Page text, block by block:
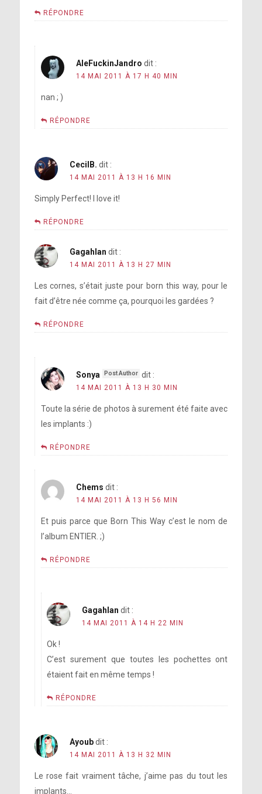
RÉPONDRE
AleFuckinJandro dit :
14 MAI 2011 À 17 H 40 MIN
nan ; )
RÉPONDRE
CecilB. dit :
14 MAI 2011 À 13 H 16 MIN
Simply Perfect! I love it!
RÉPONDRE
Gagahlan dit :
14 MAI 2011 À 13 H 27 MIN
Les cornes, s’était juste pour born this way, pour le
fait d’être née comme ça, pourquoi les gardées ?
RÉPONDRE
Sonya dit :
14 MAI 2011 À 13 H 30 MIN
Toute la série de photos à surement été faite avec
les implants :)
RÉPONDRE
Chems dit :
14 MAI 2011 À 13 H 56 MIN
Et puis parce que Born This Way c’est le nom de
l’album ENTIER. ;)
RÉPONDRE
Gagahlan dit :
14 MAI 2011 À 14 H 22 MIN
Ok !
C’est surement que toutes les pochettes ont
étaient fait en même temps !
RÉPONDRE
Ayoub dit :
14 MAI 2011 À 13 H 32 MIN
Le rose fait vraiment tâche, j’aime pas du tout les
implants…